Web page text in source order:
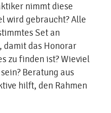
nimmt diese
wird gebraucht? Alle
Set an
damit das Honorar
zu finden ist? Wieviel
Beratung aus
hilft, den Rahmen